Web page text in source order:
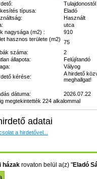
Tulajdonostól
típusa:
Eladó
Használt
utca
nagysága (m2) :
910
hasznos területe (m2) 75
száma:
2
állapota:
Felújítandó
Vályog
kérése:
A hirdető
meghallgat!
dátuma:
2026.07.22
megtekintették 224 alkalommal
adatai
a hirdetővel...
házak rovaton belül a(z) "Eladó